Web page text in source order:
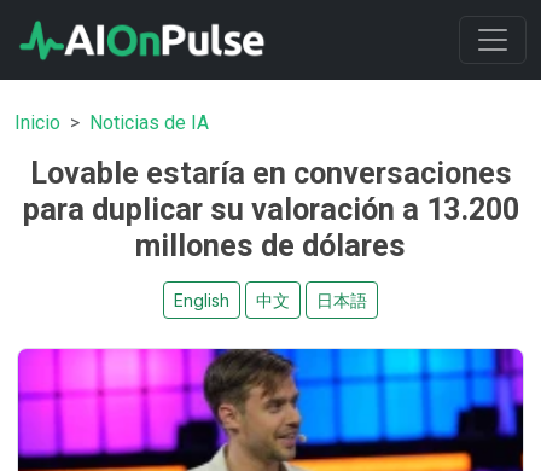
Inicio Noticias de IA
Lovable estaría en conversaciones
para duplicar su valoración a 13.200
millones de dólares
English 中文 日本語